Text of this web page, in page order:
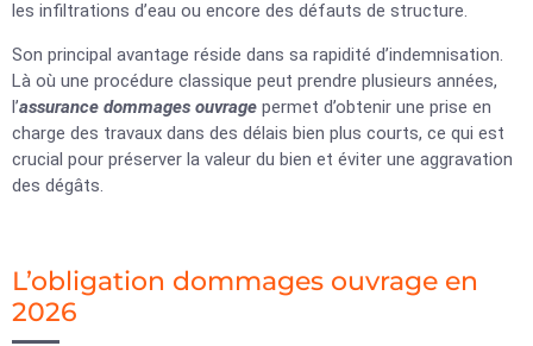
les infiltrations d’eau ou encore des défauts de structure.
Son principal avantage réside dans sa rapidité d’indemnisation.
Là où une procédure classique peut prendre plusieurs années,
l’assurance dommages ouvrage permet d’obtenir une prise en
charge des travaux dans des délais bien plus courts, ce qui est
crucial pour préserver la valeur du bien et éviter une aggravation
des dégâts.
L’obligation dommages ouvrage en
2026